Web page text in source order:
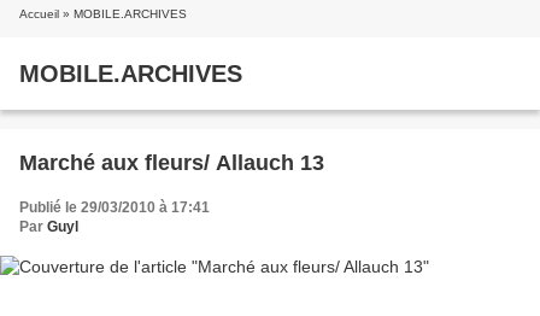
Accueil » MOBILE.ARCHIVES
MOBILE.ARCHIVES
Marché aux fleurs/ Allauch 13
Publié le 29/03/2010 à 17:41
Par Guyl